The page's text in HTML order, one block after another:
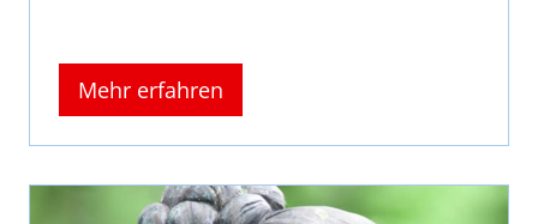
Mehr erfahren